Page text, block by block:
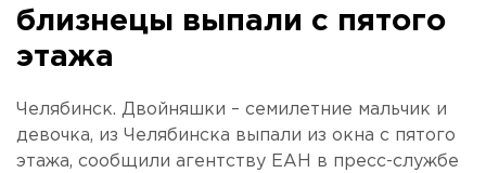
близнецы выпали с пятого
этажа
Челябинск. Двойняшки – семилетние мальчик и
девочка, из Челябинска выпали из окна с пятого
этажа, сообщили агентству ЕАН в пресс-службе